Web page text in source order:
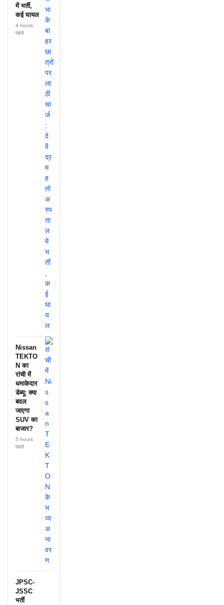
में भर्ती,
कई घायल
4 hours
पहले
Nissan
TEKTO
N का
रांची में
धमाकेदार
डेब्यू: क्या
बदल
जाएगा
SUV का
बाजार?
5 hours
पहले
JPSC-
JSSC
भर्ती